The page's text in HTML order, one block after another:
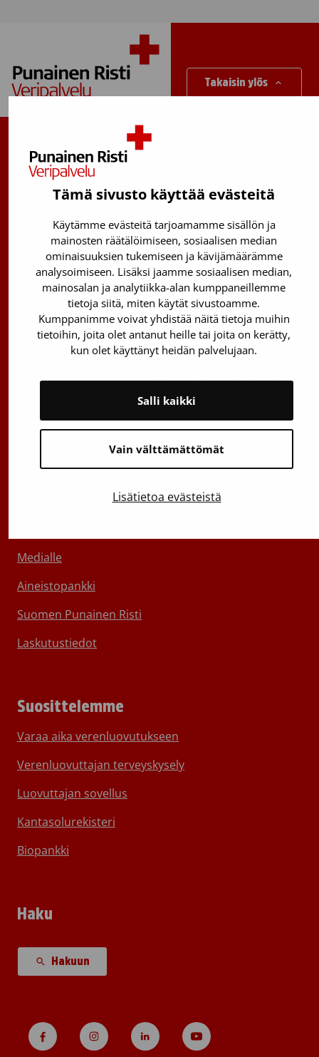
Tämä sivusto käyttää evästeitä
Käytämme evästeitä tarjoamamme sisällön ja
mainosten räätälöimiseen, sosiaalisen median
ominaisuuksien tukemiseen ja kävijämäärämme
analysoimiseen. Lisäksi jaamme sosiaalisen median,
mainosalan ja analytiikka-alan kumppaneillemme
tietoja siitä, miten käytät sivustoamme.
Kumppanimme voivat yhdistää näitä tietoja muihin
tietoihin, joita olet antanut heille tai joita on kerätty,
kun olet käyttänyt heidän palvelujaan.
Vain välttämättömät
Salli kaikki
Lisätietoa evästeistä
Takaisin ylös
Suomen Punainen Risti, Veripalvelu
Maksuton verenluovuttajien info:
0800 05801(ma–pe 8–17)
Kantasolurekisterin info:
029 300 1515
Härkälenkki 13
01730 Vantaa
Toimipisteiden yhteystiedot
Vantaan päätoimipiste
Sähköpostiosoitteet: etunimi.sukunimi@veripalvelu.fi
Tietoa Veripalvelusta
Medialle
Aineistopankki
Suomen Punainen Risti
Laskutustiedot
Suosittelemme
Varaa aika verenluovutukseen
Verenluovuttajan terveyskysely
Luovuttajan sovellus
Kantasolurekisteri
Biopankki
Haku
Hakuun